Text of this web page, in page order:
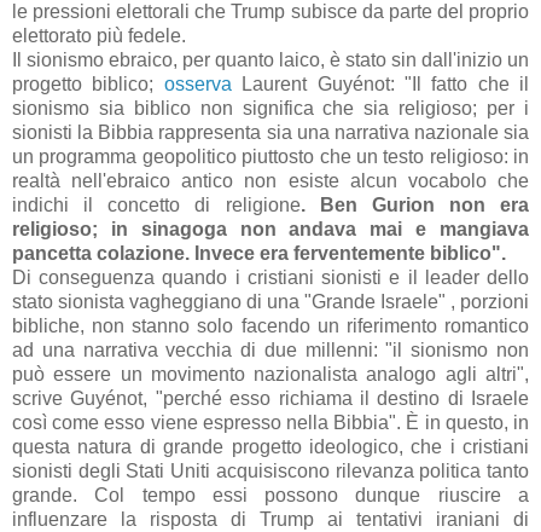
le pressioni elettorali che Trump subisce da parte del proprio
elettorato più fedele.
Il sionismo ebraico, per quanto laico, è stato sin dall'inizio un
progetto biblico; osservaLaurent Guyénot: "Il fatto che il
sionismo sia biblico non significa che sia religioso; per i
sionisti la Bibbia rappresenta sia una narrativa nazionale sia
un programma geopolitico piuttosto che un testo religioso: in
realtà nell'ebraico antico non esiste alcun vocabolo che
indichi il concetto di religione. Ben Gurion non era
religioso; in sinagoga non andava mai e mangiava
pancetta colazione. Invece era ferventemente biblico".
Di conseguenza quando i cristiani sionisti e il leader dello
stato sionista vagheggiano di una "Grande Israele" , porzioni
bibliche, non stanno solo facendo un riferimento romantico
ad una narrativa vecchia di due millenni: "il sionismo non
può essere un movimento nazionalista analogo agli altri",
scrive Guyénot, "perché esso richiama il destino di Israele
così come esso viene espresso nella Bibbia". È in questo, in
questa natura di grande progetto ideologico, che i cristiani
sionisti degli Stati Uniti acquisiscono rilevanza politica tanto
grande. Col tempo essi possono dunque riuscire a
influenzare la risposta di Trump ai tentativi iraniani di